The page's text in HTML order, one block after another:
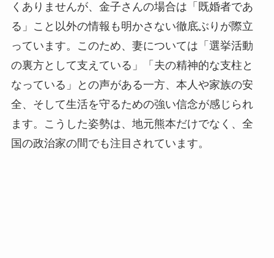
くありませんが、金子さんの場合は「既婚者であ
る」こと以外の情報も明かさない徹底ぶりが際立
っています。このため、妻については「選挙活動
の裏方として支えている」「夫の精神的な支柱と
なっている」との声がある一方、本人や家族の安
全、そして生活を守るための強い信念が感じられ
ます。こうした姿勢は、地元熊本だけでなく、全
国の政治家の間でも注目されています。